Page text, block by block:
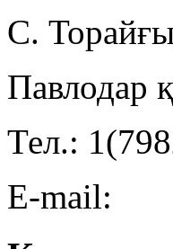
С.
Павлодар
Тел.:
E-mail: